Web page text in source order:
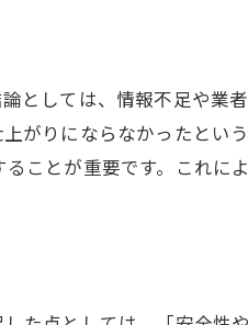
人へ伝えたいこと
ための判断基準とは
前準備と情報収集
の選び方を解説
した選択方法を紹介
としては、情報不足や業
がりにならなかったとい
ことが重要です。これに